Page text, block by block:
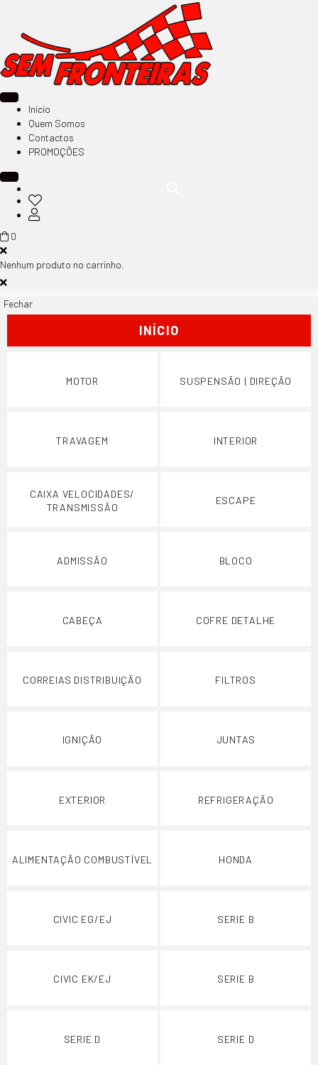
Início
Quem Somos
Contactos
PROMOÇÕES
0
Nenhum produto no carrinho.
Fechar
INÍCIO
MOTOR SUSPENSÃO | DIREÇÃO
TRAVAGEM INTERIOR
CAIXA VELOCIDADES/
TRANSMISSÃO
ESCAPE
ADMISSÃO BLOCO
CABEÇA COFRE DETALHE
CORREIAS DISTRIBUIÇÃO FILTROS
IGNIÇÃO JUNTAS
EXTERIOR REFRIGERAÇÃO
ALIMENTAÇÃO COMBUSTÍVEL HONDA
CIVIC EG/EJ SERIE B
CIVIC EK/EJ SERIE B
SERIE D SERIE D